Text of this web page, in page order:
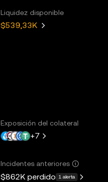
Liquidez disponible
$539,33K
Exposición del colateral
+7
Incidentes anteriores
$862K perdido 1 alerta